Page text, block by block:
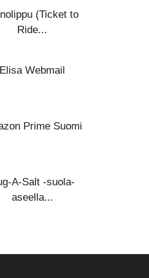
(Ticket to
Ride...
Elisa Webmail
Prime Suomi
A-Salt -suola-
aseella...